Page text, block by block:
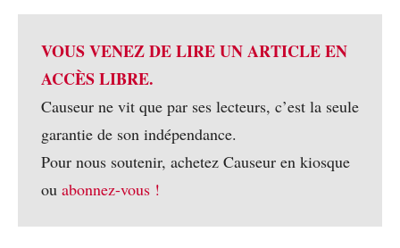
VOUS VENEZ DE LIRE UN ARTICLE EN
ACCÈS LIBRE.
Causeur ne vit que par ses lecteurs, c’est la seule
garantie de son indépendance.
Pour nous soutenir, achetez Causeur en kiosque
ou abonnez-vous !